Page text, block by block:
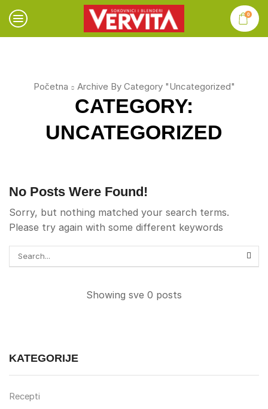
0
Početna Archive By Category "Uncategorized"
CATEGORY:
UNCATEGORIZED
No Posts Were Found!
Sorry, but nothing matched your search terms.
Please try again with some different keywords
Showing sve 0 posts
KATEGORIJE
Recepti